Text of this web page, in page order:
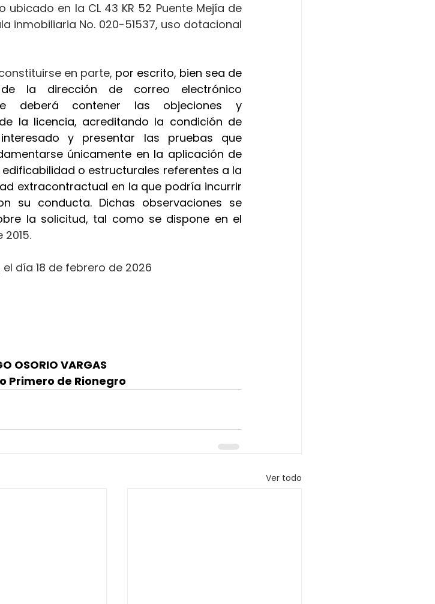
en la CL 43 KR 52 Puente Mejía de
inmobiliaria No. 020-51537, uso dotacional
en parte, por escrito, bien sea de
deberá contener las objeciones y
la licencia, acreditando la condición de
y presentar las pruebas que
únicamente en la aplicación de
o estructurales referentes a la
extracontractual en la que podría incurrir
su conducta. Dichas observaciones se
la solicitud, tal como se dispone en el
2015.
día 18 de febrero de 2026
OSORIO VARGAS
Primero de Rionegro
Ver todo